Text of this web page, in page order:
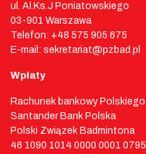
ul. Al.Ks.J Poniatowskiego
03-901 Warszawa
Telefon: +48 575 905 675
E-mail: sekretariat@pzbad.pl
Wpłaty
Rachunek bankowy
Santander Bank Polska
Polski Związek Badmintona
46 1090 1014 0000 0001